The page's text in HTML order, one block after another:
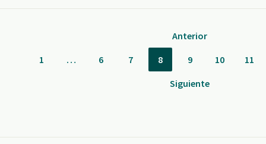
Anterior
1
… 6 7 8 9 10
11
Siguiente